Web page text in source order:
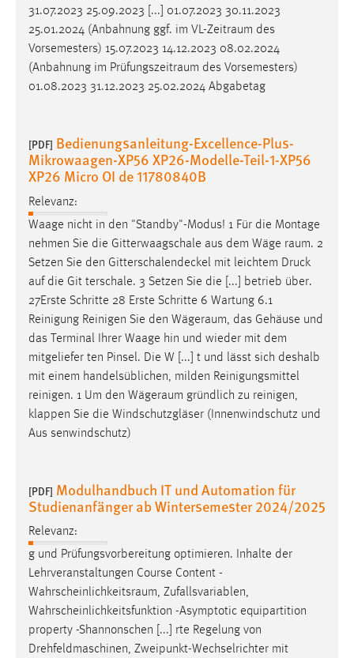
31.07.2023 25.09.2023 [...] 01.07.2023 30.11.2023
25.01.2024 (Anbahnung ggf. im VL-Zeitraum des
Vorsemesters) 15.07.2023 14.12.2023 08.02.2024
(Anbahnung im Prüfungszeitraum des Vorsemesters)
01.08.2023 31.12.2023 25.02.2024 Abgabetag
[PDF] Bedienungsanleitung-Excellence-Plus-
Mikrowaagen-XP56 XP26-Modelle-Teil-1-XP56
XP26 Micro OI de 11780840B
Relevanz:
Waage nicht in den "Standby"-Modus! 1 Für die Montage
nehmen Sie die Gitterwaagschale aus dem Wäge­ raum. 2
Setzen Sie den Gitterschalendeckel mit leichtem Druck
auf die Git­ terschale. 3 Setzen Sie die [...] betrieb über.
27Erste Schritte 28 Erste Schritte 6 Wartung 6.1
Reinigung Reinigen Sie den Wägeraum, das Gehäuse und
das Terminal Ihrer Waage hin und wieder mit dem
mitgeliefer­ ten Pinsel. Die W [...] t und lässt sich deshalb
mit einem handelsüblichen, milden Reinigungsmittel
reinigen. 1 Um den Wägeraum gründlich zu reinigen,
klappen Sie die Windschutzgläser (Innenwindschutz und
Aus­ senwindschutz)
[PDF] Modulhandbuch IT und Automation für
Studienanfänger ab Wintersemester 2024/2025
Relevanz:
g und Prüfungsvorbereitung optimieren. Inhalte der
Lehrveranstaltungen Course Content -
Wahrscheinlichkeitsraum, Zufallsvariablen,
Wahrscheinlichkeitsfunktion -Asymptotic equipartition
property -Shannonschen [...] rte Regelung von
Drehfeldmaschinen, Zweipunkt-Wechselrichter mit